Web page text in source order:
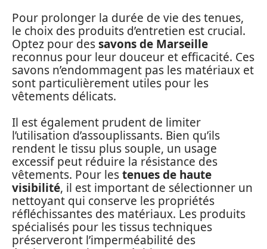
Pour prolonger la durée de vie des tenues,
le choix des produits d’entretien est crucial.
Optez pour dessavons de Marseille
reconnus pour leur douceur et efficacité. Ces
savons n’endommagent pas les matériaux et
sont particulièrement utiles pour les
vêtements délicats.
Il est également prudent de limiter
l’utilisation d’assouplissants. Bien qu’ils
rendent le tissu plus souple, un usage
excessif peut réduire la résistance des
vêtements. Pour lestenues de haute
visibilité, il est important de sélectionner un
nettoyant qui conserve les propriétés
réfléchissantes des matériaux. Les produits
spécialisés pour les tissus techniques
préserveront l’imperméabilité des